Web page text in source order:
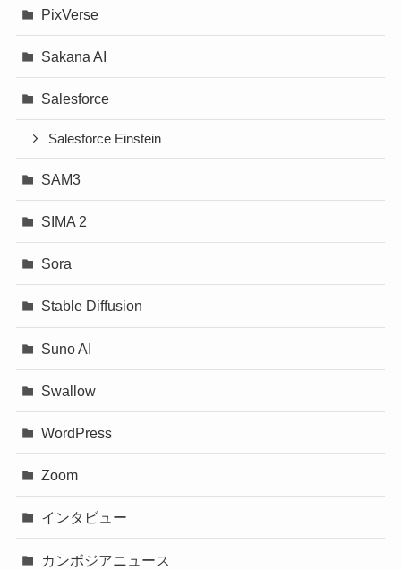
PixVerse
Sakana AI
Salesforce
Salesforce Einstein
SAM3
SIMA 2
Sora
Stable Diffusion
Suno AI
Swallow
WordPress
Zoom
インタビュー
カンボジアニュース